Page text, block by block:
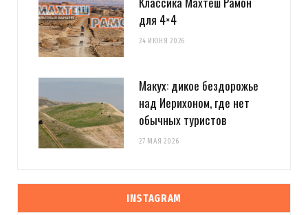
для 4×4
24 ИЮНЯ 2026
Макух: дикое бездорожье
над Иерихоном, где нет
обычных туристов
27 МАЯ 2026
INSTAGRAM